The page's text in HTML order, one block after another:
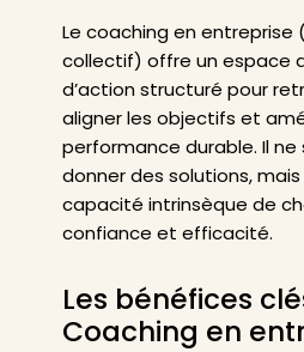
Le coaching en entreprise
collectif) offre un espace
d’action structuré pour
aligner les objectifs et
performance durable. Il ne
donner des solutions,
capacité intrinsèque de
confiance et efficacité.
Les bénéfices
Coaching en